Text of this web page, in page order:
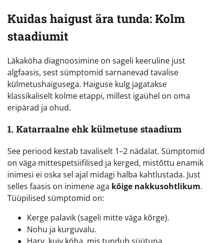
Kuidas haigust ära tunda: Kolm
staadiumit
Läkaköha diagnoosimine on sageli keeruline just
algfaasis, sest sümptomid sarnanevad tavalise
külmetushaigusega. Haiguse kulg jagatakse
klassikaliselt kolme etappi, millest igaühel on oma
eripärad ja ohud.
1. Katarraalne ehk külmetuse staadium
See periood kestab tavaliselt 1–2 nädalat. Sümptomid
on väga mittespetsiifilised ja kerged, mistõttu enamik
inimesi ei oska sel ajal midagi halba kahtlustada. Just
selles faasis on inimene aga kõige nakkusohtlikum.
Tüüpilised sümptomid on:
Kerge palavik (sageli mitte väga kõrge).
Nohu ja kurguvalu.